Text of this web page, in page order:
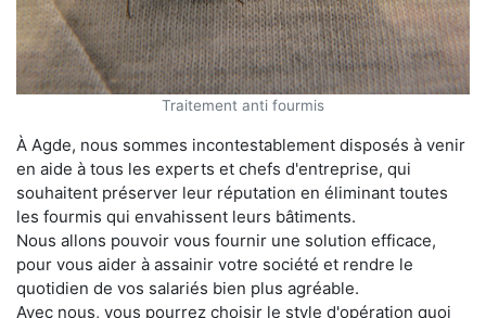
Traitement anti fourmis
À Agde, nous sommes incontestablement disposés à venir
en aide à tous les experts et chefs d'entreprise, qui
souhaitent préserver leur réputation en éliminant toutes
les fourmis qui envahissent leurs bâtiments.
Nous allons pouvoir vous fournir une solution efficace,
pour vous aider à assainir votre société et rendre le
quotidien de vos salariés bien plus agréable.
Avec nous, vous pourrez choisir le style d'opération quoi